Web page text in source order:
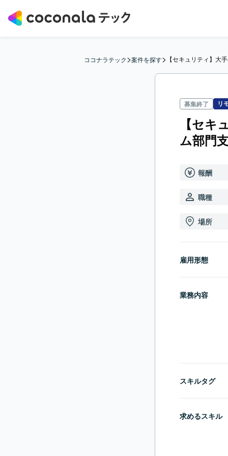
ココナラテック>案件を探す> 【セキュリティ】大
募集終了 リ
【セキ
ム部門
報酬
職種
場所
雇用形態
業務内容
スキルタグ
求めるスキル